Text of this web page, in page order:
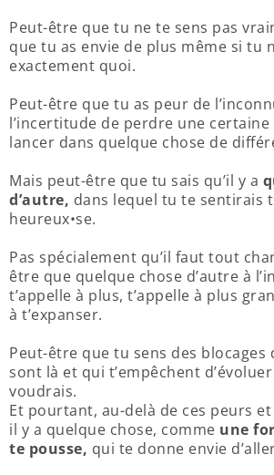
Peut-être que tu ne te sens pas
que tu as envie de plus même si tu
exactement quoi.
Peut-être que tu as peur de
l’incertitude de perdre une
lancer dans quelque chose de
Mais peut-être que tu sais qu’il y a
d’autre, dans lequel tu te sentirais
heureux•se.
Pas spécialement qu’il faut tout
être que quelque chose d’autre à
t’appelle à plus, t’appelle à plus
à t’expanser.
Peut-être que tu sens des blocages
sont là et qui t’empêchent
voudrais.
Et pourtant, au-delà de ces peurs et
il y a quelque chose, comme une
te pousse, qui te donne envie